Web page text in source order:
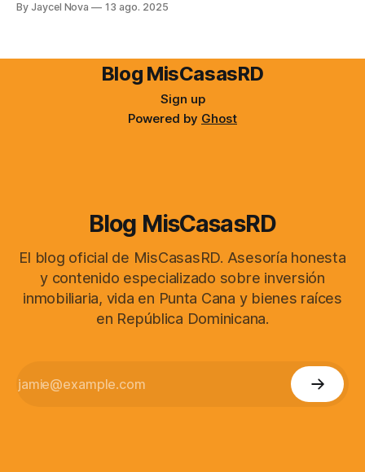
directamente. Es crucial revisar el contrato y evaluar la
By Jaycel Nova 13 ago. 2025
Blog MisCasasRD
Sign up
Powered by Ghost
Blog MisCasasRD
El blog oficial de MisCasasRD. Asesoría honesta
y contenido especializado sobre inversión
inmobiliaria, vida en Punta Cana y bienes raíces
en República Dominicana.